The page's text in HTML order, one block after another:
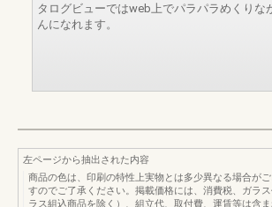
タログビューではweb上でパラパラめくりな
んになれます。
左ページから抽出された内容
商品の色は、印刷の特性上実物とは多少異なる場合がご
すのでご了承ください。掲載価格には、消費税、ガラ
ラス組込商品を除く）、組立代、取付費、運賃等は含